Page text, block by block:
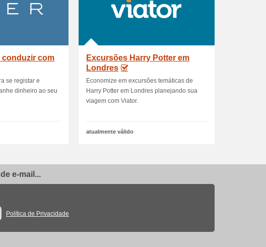
conduzir com
se registar e
dinheiro ao seu
Excursões Harry Potter em
Londres
Economize em excursões temáticas de
Harry Potter em Londres planejando sua
viagem com Viator.
atualmente válido
e-mail...
Política de Privacidade